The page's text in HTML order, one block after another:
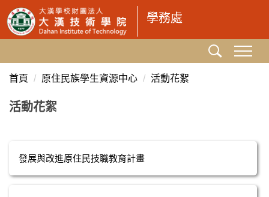
跳
到
主
容
學務處
首頁 原住民族學生資源中心 活動花絮
活動花絮
發展與改進原住民技職教育計畫